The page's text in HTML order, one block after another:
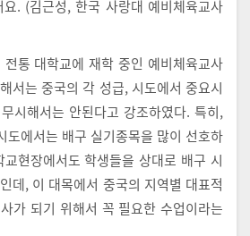
. (김근성, 한국 사랑대 예비체육교사
통 대학교에 재학 중인 예비체육교사
서는 중국의 각 성급, 시도에서 중요시
시해서는 안된다고 강조하였다. 특히,
도에서는 배구 실기종목을 많이 선호하
현장에서도 학생들을 상대로 배구 시
데, 이 대목에서 중국의 지역별 대표적
가 되기 위해서 꼭 필요한 수업이라는